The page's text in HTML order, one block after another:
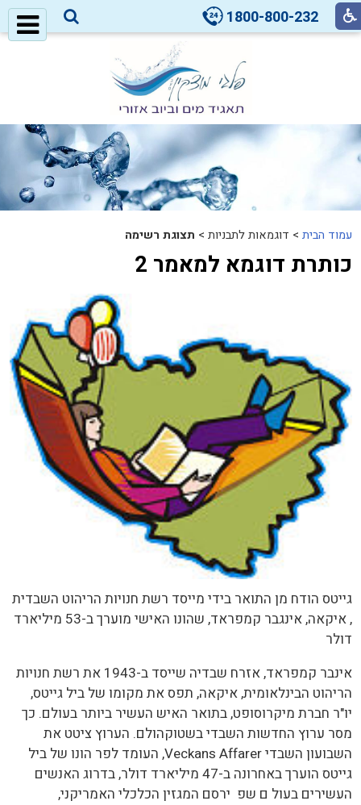
1800-800-232
עמוד הבית > דוגמאות לתבניות > תצוגת רשימה
כותרת דוגמא למאמר 2
גייטס הודח מן התואר בידי מייסד רשת חנויות הריהוט השבדית
, איקאה, אינגבר קמפראד, שהונו האישי מוערך ב-53 מיליארד
דולר
אינבר קמפראד, אזרח שבדיה שייסד ב-1943 את רשת חנויות
הריהוט הבינלאומית, איקאה, תפס את מקומו של ביל גייטס,
יו"ר חברת מיקרוסופט, בתואר האיש העשיר ביותר בעולם. כך
מסר ערוץ החדשות השבדי בשטוקהולם. הערוץ ציטט את
השבועון השבדי Veckans Affarer, העומד לפר הונו של ביל
גייטס הוערך באחרונה ב-47 מיליארד דולר, בדרוג האנשים
העשירים בעול ם שפ ירסם המגזין הכלכלי האמריקני,